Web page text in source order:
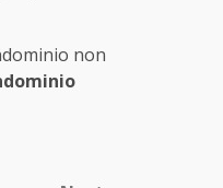
non